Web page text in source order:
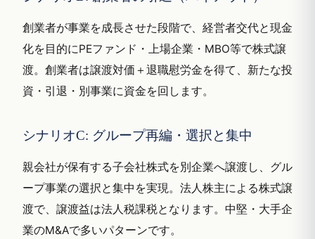
創業者が事業を成長させた段階で、経営者交代と現金
化を目的にPEファンド・上場企業・MBO等で株式譲
渡。創業者は譲渡対価＋退職慰労金を得て、新たな投
資・引退・別事業に資金を回します。
シナリオC: グループ再編・選択と集中
親会社が保有する子会社株式を別企業へ譲渡し、グル
ープ事業の選択と集中を実現。法人株主による株式譲
渡で、譲渡益は法人税課税となります。中堅・大手企
業のM&Aで多いパターンです。